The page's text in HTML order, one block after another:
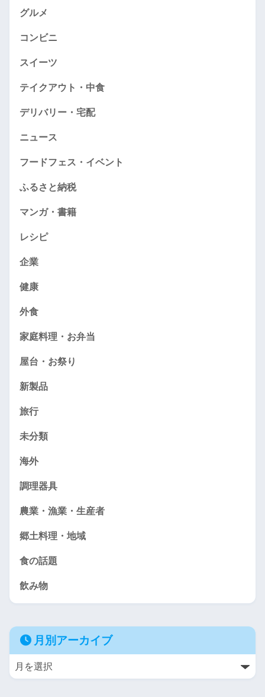
グルメ
コンビニ
スイーツ
テイクアウト・中食
デリバリー・宅配
ニュース
フードフェス・イベント
ふるさと納税
マンガ・書籍
レシピ
企業
健康
外食
家庭料理・お弁当
屋台・お祭り
新製品
旅行
未分類
海外
調理器具
農業・漁業・生産者
郷土料理・地域
食の話題
飲み物
月別アーカイブ